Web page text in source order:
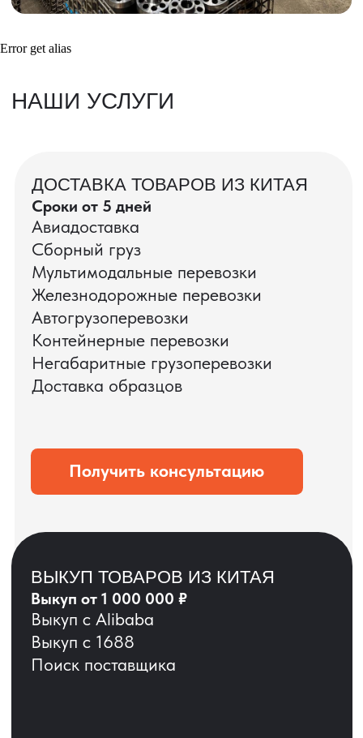
Error get alias
ВАШИ ЗАКАЗЫ
проверок товаров, работы склада,
смотрите в нашем Telegram-канале
ДО ОПЛАТЫ
ОСТАВЬТЕ ЗАЯВКУ
Мы вернёмся с расчётом и фото после
технической проверки